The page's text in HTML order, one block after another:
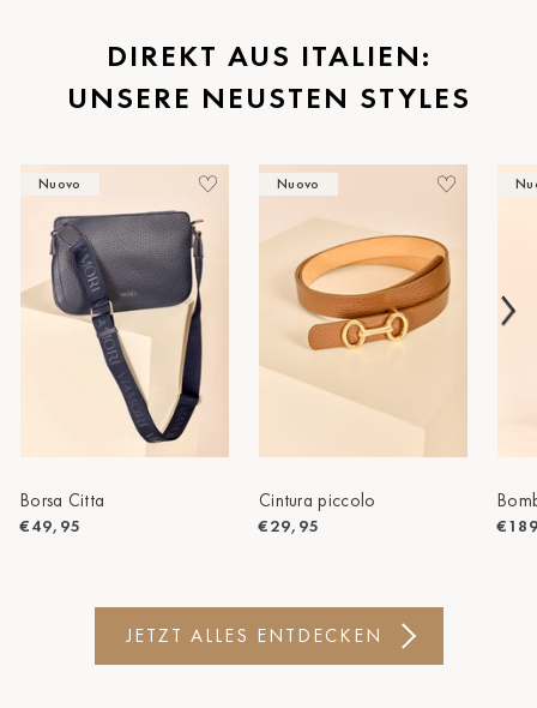
St.Pölten
Staufen
Timmendorf
Tulln
Tuttlingen
Wien Hietzing (13.Bez.)
Zwettl
DIREKT AUS ITALIEN:
UNSERE NEUSTEN STYLES
Nuovo
Borsa Citta
€49,95
Nuovo
Cintura piccolo
€29,95
JETZT ALLES ENTDECKEN